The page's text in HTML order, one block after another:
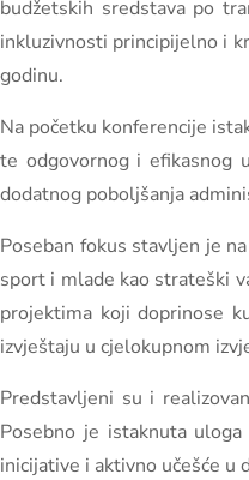
budžetskih sredstava po
inkluzivnosti principijelno i
godinu.
Na početku konferencije
te odgovornog i efikasnog
dodatnog poboljšanja
Poseban fokus stavljen je
sport i mlade kao strateški
projektima koji doprinose
izvještaju u cjelokupnom
Predstavljeni su i
Posebno je istaknuta
inicijative i aktivno učešće u